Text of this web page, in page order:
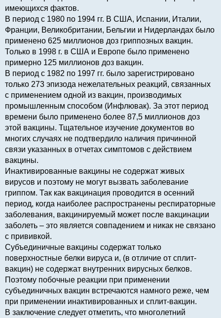
имеющихся фактов.
В период с 1980 по 1994 гг. В США, Испании, Италии,
Франции, Великобритании, Бельгии и Нидерландах было
применено 625 миллионов доз гриппозных вакцин.
Только в 1998 г. в США и Европе было применено
примерно 125 миллионов доз вакцин.
В период с 1982 по 1997 гг. было зарегистрировано
только 273 эпизода нежелательных реакций, связанных
с применением одной из вакцин, производимых
промышленным способом (Инфлювак). За этот период
времени было применено более 87,5 миллионов доз
этой вакцины. Тщательное изучение документов во
многих случаях не подтвердило наличия причинной
связи указанных в отчетах симптомов с действием
вакцины.
Инактивированные вакцины не содержат живых
вирусов и поэтому не могут вызвать заболевание
гриппом. Так как вакцинация проводится в осенний
период, когда наиболее распространены респираторные
заболевания, вакцинируемый может после вакцинации
заболеть – это является совпадением и никак не связано
с прививкой.
Субъединичные вакцины содержат только
поверхностные белки вируса и, (в отличие от сплит-
вакцин) не содержат внутренних вирусных белков.
Поэтому побочные реакции при применении
субъединичных вакцин встречаются намного реже, чем
при применении инактивированных и сплит-вакцин.
В заключение следует отметить, что многолетний